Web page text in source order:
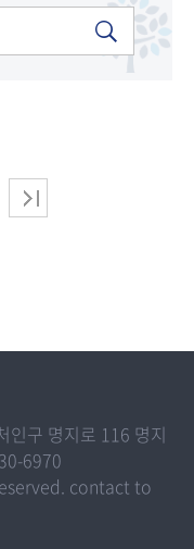
인구 명지로 116 명지
6970
contact to